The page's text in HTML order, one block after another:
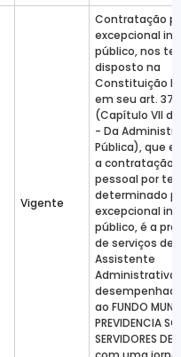
Vigente
Contratação
excepcional
público, nos
disposto na
Constituição
em seu art. 37,
(Capítulo VII
- Da
Pública), que
a contratação
pessoal por
determinado
excepcional
público, é a
de serviços de
Assistente
Administrativo
ao FUNDO
PREVIDENCIA
SERVIDORES DE